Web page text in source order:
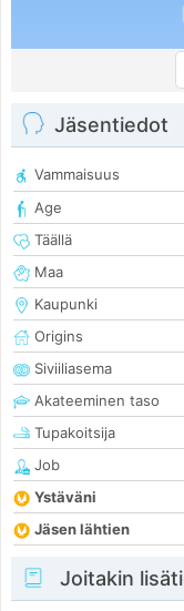
Jäsentiedot
Vammaisuus
Age
Täällä
Maa
Kaupunki
Origins
Siviiliasema
Akateeminen taso
Tupakoitsija
Job
Ystäväni
Jäsen lähtien
Joitakin